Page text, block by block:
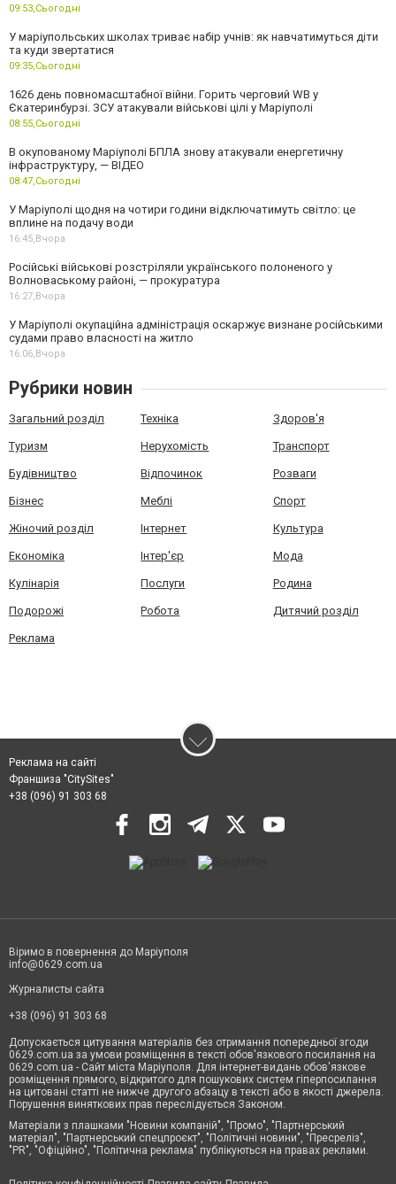
09:53,Сьогодні
У маріупольських школах триває набір учнів: як навчатимуться діти
та куди звертатися
09:35,Сьогодні
1626 день повномасштабної війни. Горить черговий WB у
Єкатеринбурзі. ЗСУ атакували військові цілі у Маріуполі
08:55,Сьогодні
В окупованому Маріуполі БПЛА знову атакували енергетичну
інфраструктуру, — ВІДЕО
08:47,Сьогодні
У Маріуполі щодня на чотири години відключатимуть світло: це
вплине на подачу води
16:45,Вчора
Російські військові розстріляли українського полоненого у
Волноваському районі, — прокуратура
16:27,Вчора
У Маріуполі окупаційна адміністрація оскаржує визнане російськими
судами право власності на житло
16:06,Вчора
Рубрики новин
Загальний розділ Техніка Здоров'я
Туризм Нерухомість Транспорт
Будівництво Відпочинок Розваги
Бізнес Меблі Спорт
Жіночий розділ Інтернет Культура
Економіка Інтер'єр Мода
Кулінарія Послуги Родина
Подорожі Робота Дитячий розділ
Реклама
Реклама на сайті
Франшиза "CitySites"
+38 (096) 91 303 68
Віримо в повернення до Маріуполя
info@0629.com.ua
Журналисты сайта
+38 (096) 91 303 68
Допускається цитування матеріалів без отримання попередньої згоди
0629.com.ua за умови розміщення в тексті обов'язкового посилання на
0629.com.ua - Сайт міста Маріуполя. Для інтернет-видань обов'язкове
розміщення прямого, відкритого для пошукових систем гіперпосилання
на цитовані статті не нижче другого абзацу в тексті або в якості джерела.
Порушення виняткових прав переслідується Законом.
Матеріали з плашками "Новини компаній", "Промо", "Партнерський
матеріал", "Партнерський спецпроєкт", "Політичні новини", "Пресреліз",
"PR", "Офіційно", "Політична реклама" публікуються на правах реклами.